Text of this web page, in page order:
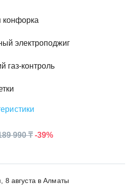
Выберите свою стирально-сушильную
конфорка
электроподжиг
газ-контроль
990 ₸ -39%
8 августа в Алматы